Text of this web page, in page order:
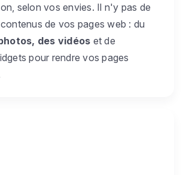
selon vos envies. Il n'y pas de
de vos pages web : du
des vidéos et de
pour rendre vos pages